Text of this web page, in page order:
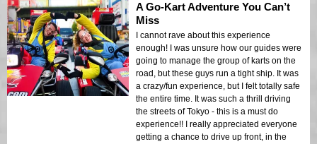
A Go-Kart Adventure You Can’t
Miss
I cannot rave about this experience
enough! I was unsure how our guides were
going to manage the group of karts on the
road, but these guys run a tight ship. It was
a crazy/fun experience, but I felt totally safe
the entire time. It was such a thrill driving
the streets of Tokyo - this is a must do
experience!! I really appreciated everyone
getting a chance to drive up front, in the